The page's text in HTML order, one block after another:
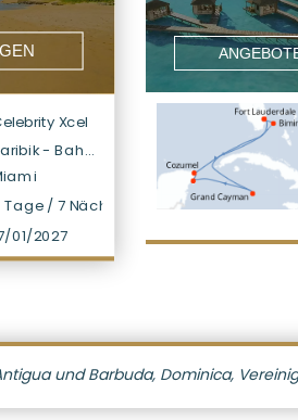
Xcel
- Bahamas
Tage / 7 Nächte
01/2027
und Barbuda, Dominica,